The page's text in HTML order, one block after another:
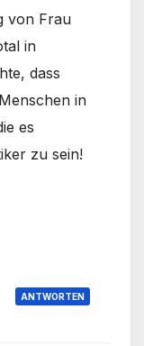
von Frau
in
dass
in
es
zu sein!
ANTWORTEN